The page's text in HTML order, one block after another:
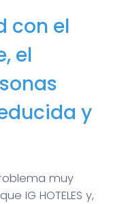
con el
el
y
muy
IG HOTELES y,